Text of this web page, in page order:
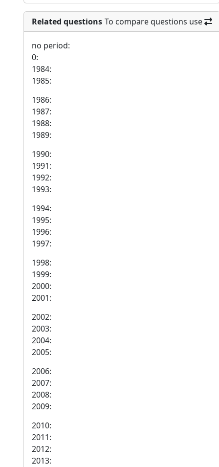
Related questions To compare questions use
no period:
0:
1984:
1985:
1986:
1987:
1988:
1989:
1990:
1991:
1992:
1993:
1994:
1995:
1996:
1997:
1998:
1999:
2000:
2001:
2002:
2003:
2004:
2005:
2006:
2007:
2008:
2009:
2010:
2011:
2012:
2013: